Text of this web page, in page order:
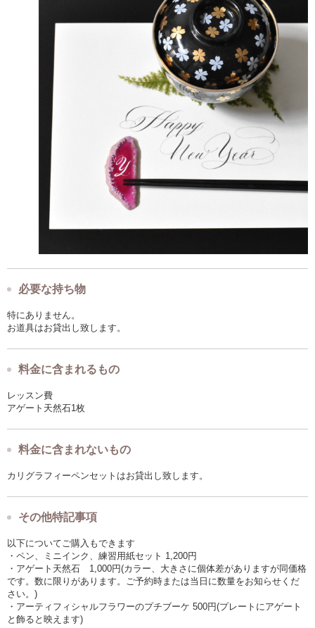
必要な持ち物
特にありません。
お道具はお貸出し致します。
料金に含まれるもの
レッスン費
アゲート天然石1枚
料金に含まれないもの
カリグラフィーペンセットはお貸出し致します。
その他特記事項
以下についてご購入もできます
・ペン、ミニインク、練習用紙セット 1,200円
・アゲート天然石 1,000円(カラー、大きさに個体差がありますが同価格
です。数に限りがあります。ご予約時または当日に数量をお知らせくだ
さい。)
・アーティフィシャルフラワーのプチブーケ 500円(プレートにアゲート
と飾ると映えます)